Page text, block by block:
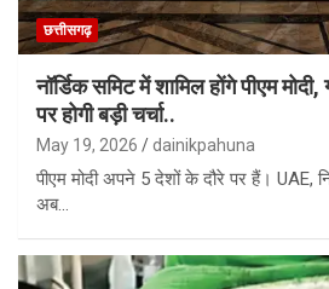
छत्तीसगढ़
नॉर्डिक समिट में शामिल होंगे पीएम
पर होगी बड़ी चर्चा..
May 19, 2026 dainikpahuna
पीएम मोदी अपने 5 देशों के दौरे पर हैं। UAE,
अब…